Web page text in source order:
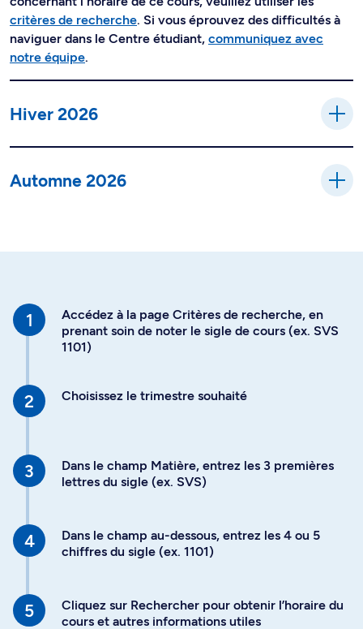
critères de recherche. Si vous éprouvez des difficultés à
naviguer dans le Centre étudiant, communiquez avec
notre équipe.
Hiver 2026
Automne 2026
Accédez à la page Critères de recherche, en
prenant soin de noter le sigle de cours (ex. SVS
1101)
Choisissez le trimestre souhaité
Dans le champ Matière, entrez les 3 premières
lettres du sigle (ex. SVS)
Dans le champ au-dessous, entrez les 4 ou 5
chiffres du sigle (ex. 1101)
Cliquez sur Rechercher pour obtenir l’horaire du
cours et autres informations utiles